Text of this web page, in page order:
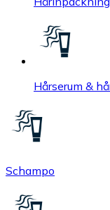
Hårserum &
Schampo